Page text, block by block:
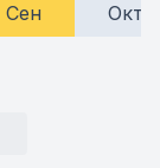
Сен
Окт